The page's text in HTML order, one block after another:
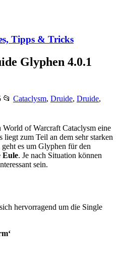
Tipps & Tricks
Glyphen 4.0.1
📂 Cataclysm, Druide, Druide,
World of Warcraft Cataclysm eine
liegt zum Teil an dem sehr starken
es um Glyphen für den
Eule. Je nach Situation können
sein.
hervorragend um die Single